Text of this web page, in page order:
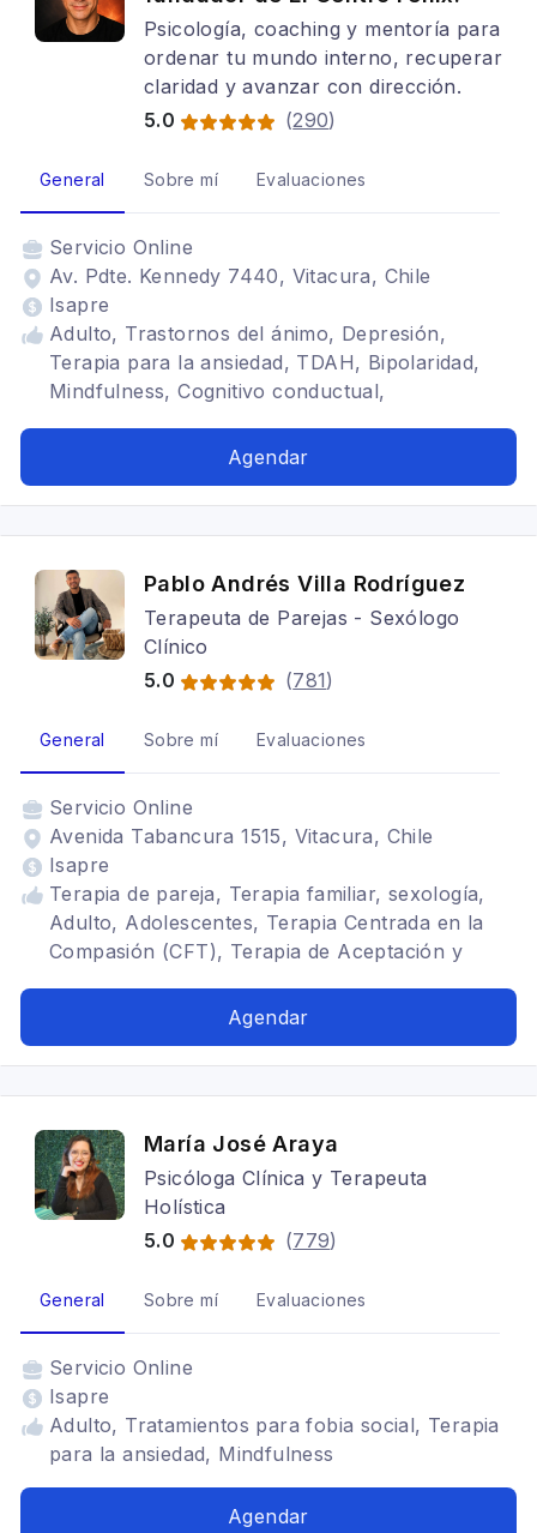
Psicología, coaching y mentoría para
ordenar tu mundo interno, recuperar
claridad y avanzar con dirección.
5.0
(290)
General Sobre mí Evaluaciones
Servicio Online
Av. Pdte. Kennedy 7440, Vitacura, Chile
Isapre
Adulto, Trastornos del ánimo, Depresión,
Terapia para la ansiedad, TDAH, Bipolaridad,
Mindfulness, Cognitivo conductual,
Agendar
Pablo Andrés Villa Rodríguez
Terapeuta de Parejas - Sexólogo
Clínico
5.0
(781)
General Sobre mí Evaluaciones
Servicio Online
Avenida Tabancura 1515, Vitacura, Chile
Isapre
Terapia de pareja, Terapia familiar, sexología,
Adulto, Adolescentes, Terapia Centrada en la
Compasión (CFT), Terapia de Aceptación y
Depresión, Tratamientos para fobia social,
Psicooncología, Terapia para la ansiedad,
Mindfulness, Estrés postraumático
Agendar
María José Araya
Psicóloga Clínica y Terapeuta
Holística
5.0
(779)
General Sobre mí Evaluaciones
Servicio Online
Isapre
Adulto, Tratamientos para fobia social, Terapia
para la ansiedad, Mindfulness
Agendar